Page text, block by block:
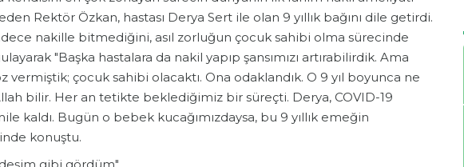
Rektör Özkan, hastası Derya Sert ile olan 9 yıllık bağını dile getirdi.
nakille bitmediğini, asıl zorluğun çocuk sahibi olma sürecinde
"Başka hastalara da nakil yapıp şansımızı artırabilirdik. Ama
vermiştik; çocuk sahibi olacaktı. Ona odaklandık. O 9 yıl boyunca ne
bilir. Her an tetikte beklediğimiz bir süreçti. Derya, COVID-19
kaldı. Bugün o bebek kucağımızdaysa, bu 9 yıllık emeğin
konuştu.
gibi gördüm"